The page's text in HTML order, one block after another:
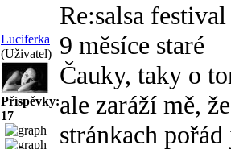
Luciferka
(Uživatel)
Příspěvky:
17
Re:salsa
9 měsíce staré
Čauky, taky o
ale zaráží mě,
stránkach